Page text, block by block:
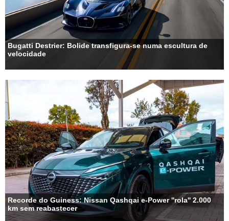
Bugatti Destrier: Bolide transfigura-se numa escultura de
velocidade
Recorde do Guiness: Nissan Qashqai e-Power ''rola'' 2.000
km sem reabastecer